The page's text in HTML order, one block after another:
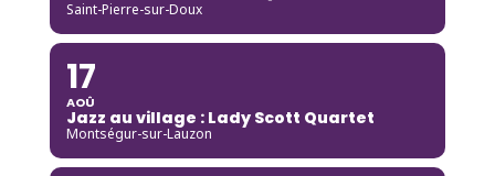
Saint-Pierre-sur-Doux
17
AOÛ
Jazz au village : Lady Scott Quartet
Montségur-sur-Lauzon